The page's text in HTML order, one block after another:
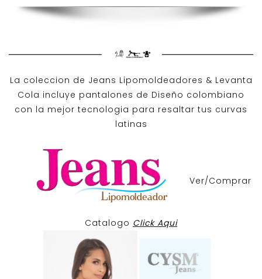
La coleccion de Jeans Lipomoldeadores & Levanta
Cola incluye pantalones de Diseño colombiano
con la mejor tecnologia para resaltar tus curvas
latinas
Ver/Comprar
Catalogo Click Aqui